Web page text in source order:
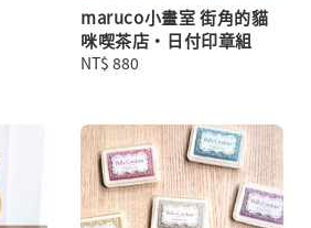
maruco小畫室 街角的貓
咪喫茶店・日付印章組
Regular
NT$ 880